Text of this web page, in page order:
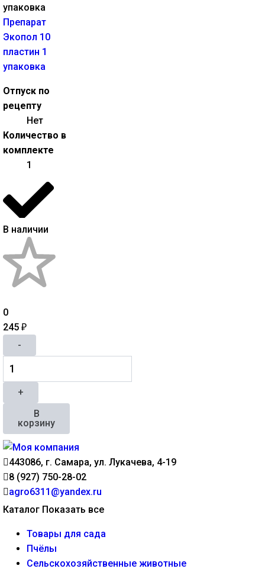
Препарат
Экопол 10
пластин 1
упаковка
Отпуск по
рецепту
Нет
Количество в
комплекте
1
В наличии
0
245 ₽
-
+
В
корзину
443086, г. Самара, ул. Лукачева, 4-19
8 (927) 750-28-02
agro6311@yandex.ru
Каталог Показать все
Товары для сада
Пчёлы
Сельскохозяйственные животные